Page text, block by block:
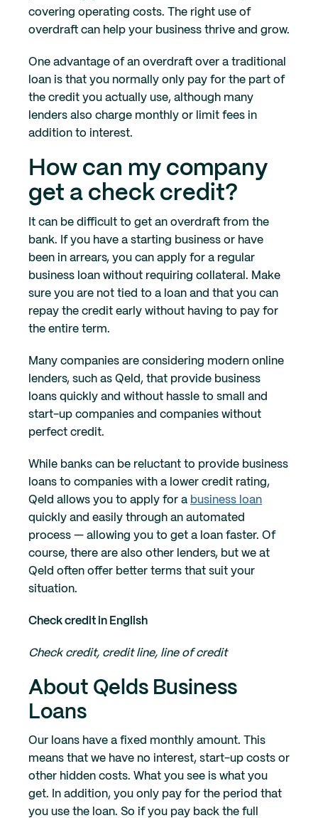
covering operating costs. The right use of
overdraft can help your business thrive and grow.
One advantage of an overdraft over a traditional
loan is that you normally only pay for the part of
the credit you actually use, although many
lenders also charge monthly or limit fees in
addition to interest.
How can my company
get a check credit?
It can be difficult to get an overdraft from the
bank. If you have a starting business or have
been in arrears, you can apply for a regular
business loan without requiring collateral. Make
sure you are not tied to a loan and that you can
repay the credit early without having to pay for
the entire term.
Many companies are considering modern online
lenders, such as Qeld, that provide business
loans quickly and without hassle to small and
start-up companies and companies without
perfect credit.
While banks can be reluctant to provide business
loans to companies with a lower credit rating,
Qeld allows you to apply for a business loan
quickly and easily through an automated
process — allowing you to get a loan faster. Of
course, there are also other lenders, but we at
Qeld often offer better terms that suit your
situation.
Check credit in English
Check credit, credit line, line of credit
About Qelds Business
Loans
Our loans have a fixed monthly amount. This
means that we have no interest, start-up costs or
other hidden costs. What you see is what you
get. In addition, you only pay for the period that
you use the loan. So if you pay back the full